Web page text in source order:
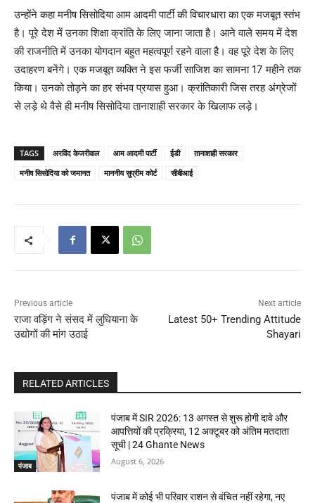
उन्होंने कहा मनीष सिसोदिया आम आदमी पार्टी की विचारधारा का एक मजबूत स्तंभ
है। पूरे देश में उनका शिक्षा क्रांति के लिए जाना जाता है। आने वाले समय में देश
की राजनीति में उनका योगदान बहुत महत्वपूर्ण रहने वाला है। वह पूरे देश के लिए
उदाहरण बनेंगे। एक मजबूत व्यक्ति ने इस फर्जी साजिश का सामना 17 महीने तक
किया। उनको तोड़ने का हर संभव प्रयास हुआ। क्रांतिकारी जिस तरह अंग्रेजों
से लड़े थे वैसे ही मनीष सिसोदिया तानाशाही सरकार के खिलाफ लड़े।
TAGS अरविंद केजरीवाल आम आदमी पार्टी ईडी
तानाशाही सरकार
मनीष सिसोदिया को जमानत
माननीय सुप्रीम कोर्ट सीबीआई
Previous article
राजा वड़िंग ने संसद में लुधियाना के
उद्योगों की मांग उठाई
Next article
Latest 50+ Trending Attitude
Shayari
RELATED ARTICLES
पंजाब
पंजाब में SIR 2026: 13 अगस्त से शुरू होगी दावे और
आपत्तियों की प्रक्रिया, 12 अक्टूबर को अंतिम मतदाता
सूची | 24 Ghante News
August 6, 2026
पंजाब में कोई भी परिवार राशन से वंचित नहीं रहेगा, नए